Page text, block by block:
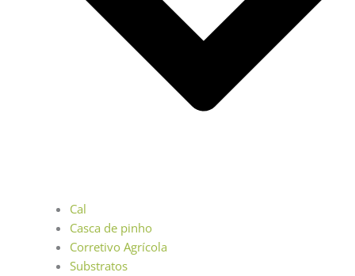
Cal
Casca de pinho
Corretivo Agrícola
Substratos